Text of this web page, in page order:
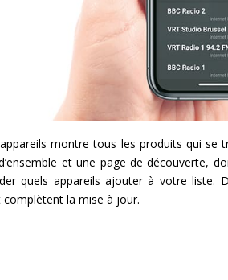
montre tous les produits qui se
et une page de découverte,
quels appareils ajouter à votre liste.
complètent la mise à jour.